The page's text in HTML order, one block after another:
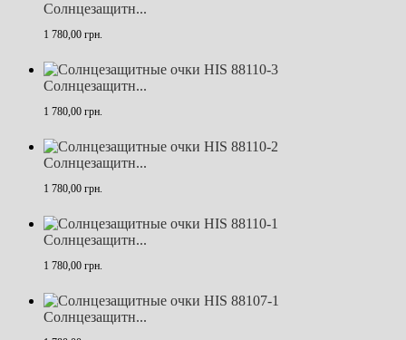
Солнцезащитн...
1 780,00 грн.
Солнцезащитн...
1 780,00 грн.
Солнцезащитн...
1 780,00 грн.
Солнцезащитн...
1 780,00 грн.
Солнцезащитн...